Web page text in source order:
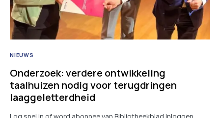
NIEUWS
Onderzoek: verdere ontwikkeling
taalhuizen nodig voor terugdringen
laaggeletterdheid